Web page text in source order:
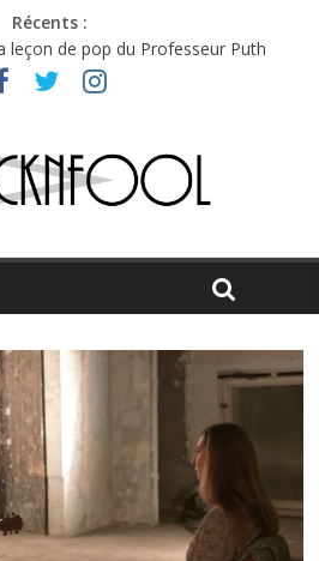
Récents :
leçon de pop du Professeur Puth
festival de musique indépendant
et émotions en hausse
de choisir entre chaleur et bonne
Festival : entre bière, métal et